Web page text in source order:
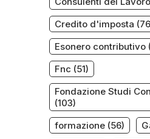
Credito d'imposta
Esonero contributivo
Fnc (51)
Fondazione Studi
(103)
formazione(56)